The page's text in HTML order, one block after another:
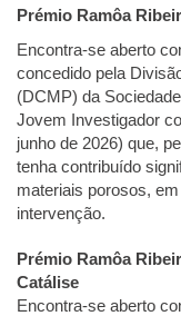
Prémio Ramôa
Encontra-se aberto
concedido pela
(DCMP) da
Jovem Investigador
junho de 2026) que,
tenha contribuído
materiais porosos,
intervenção.
Prémio Ramôa
Catálise
Encontra-se aberto